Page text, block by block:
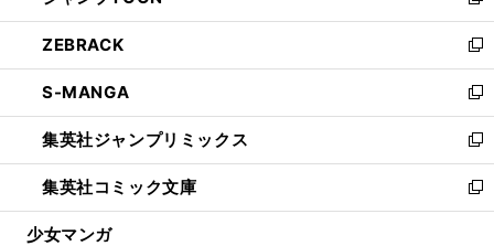
開
く
ウ
で
開
く
ン
ド
ウ
で
開
く
ウ
ィ
ン
ド
ウ
で
開
く
し
い
ウ
ィ
ン
ド
ウ
で
開
ZEBRACK
新
し
い
ウ
ィ
ン
ド
ウ
S-MANGA
新
し
い
ウ
ィ
ン
集英社ジャンプリミックス
新
し
い
ウ
集英社コミック文庫
新
し
少女マンガ